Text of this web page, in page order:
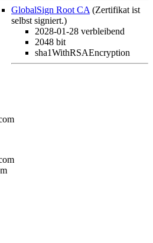
GlobalSign Root CA (Zertifikat ist
selbst signiert.)
2028-01-28 verbleibend
2048 bit
sha1WithRSAEncryption